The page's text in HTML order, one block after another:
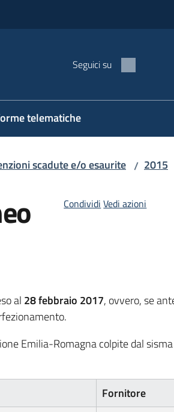
Seguici su
telematiche
scadute e/o esaurite / 2015
Condividi Vedi azioni
al 28 febbraio 2017, ovvero, se
Emilia-Romagna colpite dal
Fornitore